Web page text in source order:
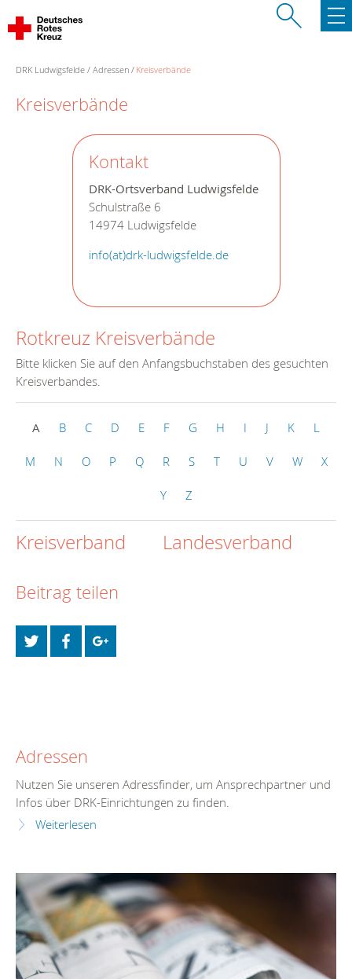
DRK Ludwigsfelde Adressen Kreisverbände
Kreisverbände
Kontakt
DRK-Ortsverband Ludwigsfelde
Schulstraße 6
14974 Ludwigsfelde
info(at)drk-ludwigsfelde.de
Rotkreuz Kreisverbände
Bitte klicken Sie auf den Anfangsbuchstaben des gesuchten
Kreisverbandes.
A B C D E F G H I J K L
M N O P Q R S T U V W X
Y Z
Kreisverband Landesverband
Beitrag teilen
Adressen
Nutzen Sie unseren Adressfinder, um Ansprechpartner und
Infos über DRK-Einrichtungen zu finden.
Weiterlesen